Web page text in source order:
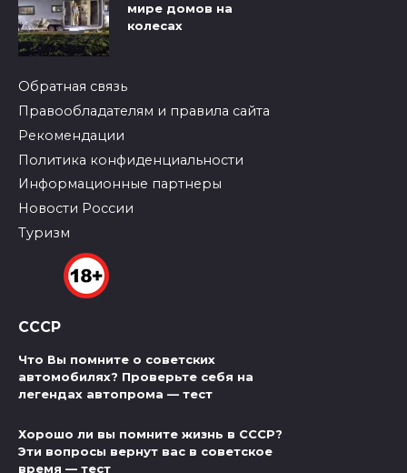
мире домов на
колесах
Обратная связь
Правообладателям и правила сайта
Рекомендации
Политика конфиденциальности
Информационные партнеры
Новости России
Туризм
СССР
Что Вы помните о советских
автомобилях? Проверьте себя на
легендах автопрома — тест
Хорошо ли вы помните жизнь в СССР?
Эти вопросы вернут вас в советское
время — тест